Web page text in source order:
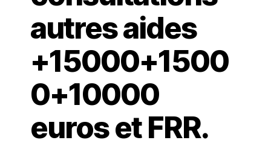
autres aides
+15000+1500
0+10000
euros et FRR.